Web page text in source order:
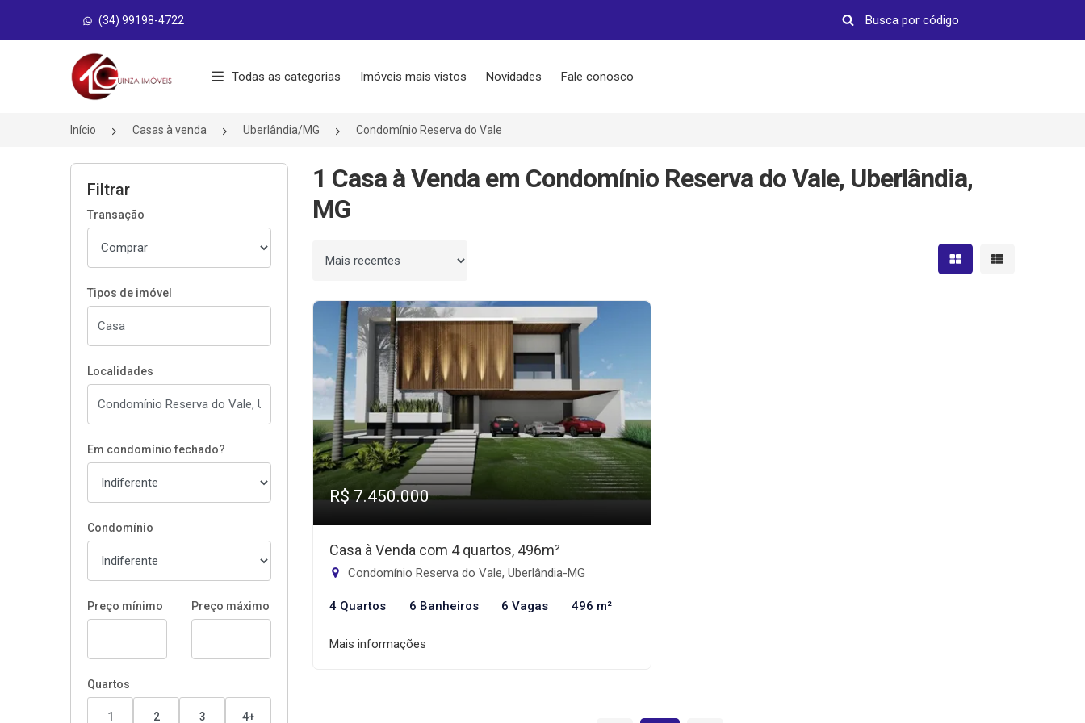
(34) 99198-4722
Página inicial
Todas as categorias Imóveis mais vistos Novidades Fale conosco
Início Casas à venda Uberlândia/MG Condomínio Reserva do Vale
Filtrar
Transação
Tipos de imóvel
Localidades
Em condomínio fechado?
Condomínio
Preço mínimo Preço máximo
Quartos
1 2 3 4+
1 Casa à Venda em Condomínio Reserva do Vale, Uberlândia,
MG
Ordenar por Mostrar resultados em
Mostrar
R$ 7.450.000
Casa à Venda com 4 quartos, 496m²
Condomínio Reserva do Vale, Uberlândia-MG
4 Quartos 6 Banheiros 6 Vagas 496 m²
Mais informações